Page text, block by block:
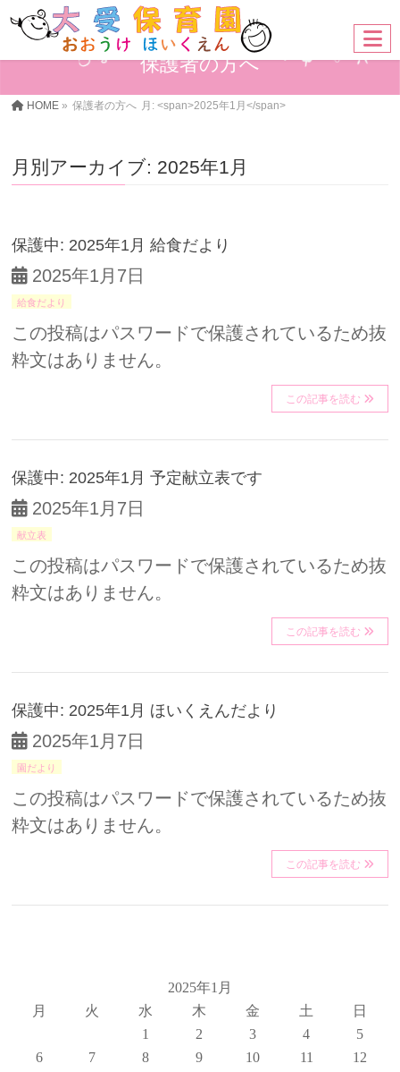
保護者の方へ
HOME » 保護者の方へ 月: <span>2025年1月</span>
月別アーカイブ: 2025年1月
保護中: 2025年1月 給食だより
2025年1月7日
給食だより
この投稿はパスワードで保護されているため抜
粋文はありません。
この記事を読む
保護中: 2025年1月 予定献立表です
2025年1月7日
献立表
この投稿はパスワードで保護されているため抜
粋文はありません。
この記事を読む
保護中: 2025年1月 ほいくえんだより
2025年1月7日
園だより
この投稿はパスワードで保護されているため抜
粋文はありません。
この記事を読む
2025年1月
月
火 水 木 金 土
日
1
2 3 4
5
6
7 8 9 10 11
12